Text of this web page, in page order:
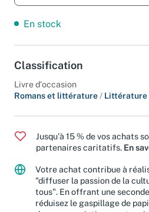
En stock
Classification
Livre d'occasion
Romans et littérature/ Littérature
Jusqu'à 15 % de vos achats
partenaires caritatifs. En
Votre achat contribue à
"diffuser la passion de la
tous". En offrant une
réduisez le gaspillage de